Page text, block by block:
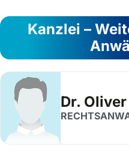
Kanzlei –
Dr.